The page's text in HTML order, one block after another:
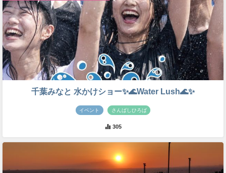
千葉みなと 水かけショー✨🌊Water Lush🌊✨
イベント さんばしひろば
305